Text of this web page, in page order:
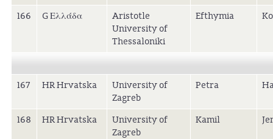
166 G Ελλάδα
Aristotle
University of
Thessaloniki
Efthymia
167 HR Hrvatska
University of
Zagreb
Petra
168 HR Hrvatska
University of
Zagreb
Kamil